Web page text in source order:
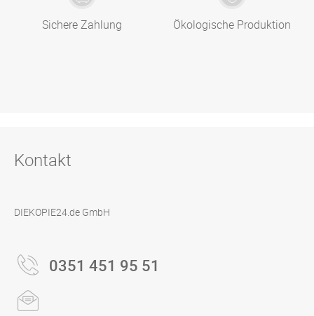
Sichere Zahlung Ökologische Produktion
Kontakt
DIEKOPIE24.de GmbH
0351 451 95 51